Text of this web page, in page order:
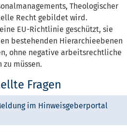
Theologischer
Recht gebildet wird.
EU-Richtlinie geschützt, sie
bestehenden Hierarchieebenen
ohne negative arbeitsrechtliche
zu müssen.
Fragen
im Hinweisgeberportal